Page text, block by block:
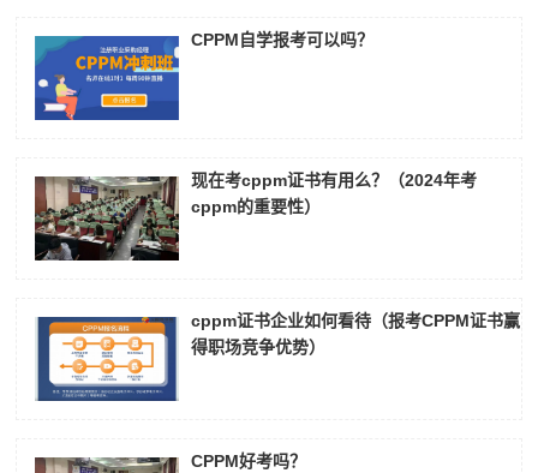
CPPM自学报考可以吗？
现在考cppm证书有用么？（2024年考
cppm的重要性）
cppm证书企业如何看待（报考CPPM证书赢
得职场竞争优势）
CPPM好考吗？